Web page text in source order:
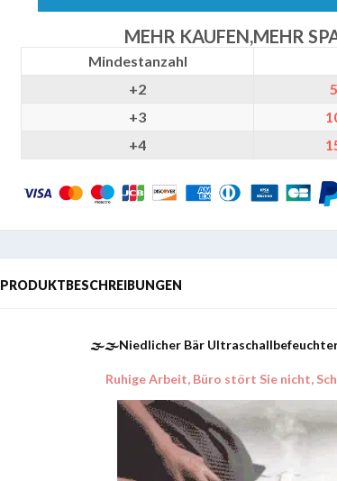
MEHR KAUFEN,MEHR
Mindestanzahl
+2
+3
+4
PRODUKTBESCHREIBUNGEN
🌫🌫Niedlicher Bär
Ruhige Arbeit, Büro stört Sie nicht,